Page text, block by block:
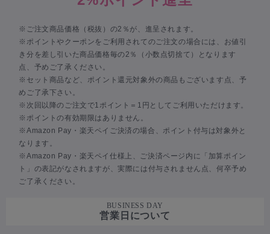
※ご注文商品価格（税抜）の2％が、進呈されます。
※ポイントやクーポンをご利用されてのご注文の場合には、お値引
き分を差し引いた商品価格毎の2％（小数点切捨て）となります
点、予めご了承ください。
※セット商品など、ポイント還元対象外の商品もございます点、予
めご了承下さい。
※次回以降のご注文で1ポイント＝1円としてご利用いただけます。
※ポイントの有効期限はありません。
※Amazon Pay・楽天ペイご決済の場合、ポイント付与は対象外と
なります。
※Amazon Pay・楽天ペイ仕様上、ご決済ページ内に「加算ポイン
ト」の表記がなされますが、実際には付与されません点、何卒予め
ご了承ください。
BUSINESS DAY
営業日について